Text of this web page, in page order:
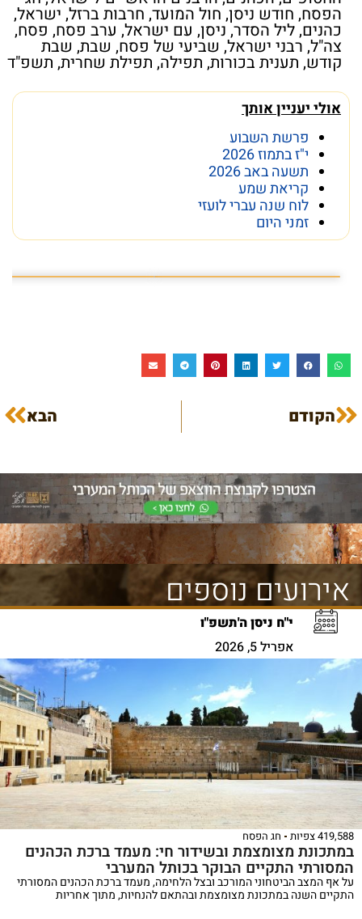
הפסח, חודש ניסן, חול המועד, חרבות ברזל, ישראל,
כהנים,ליל הסדר, ניסן, עם ישראל, ערב פסח, פסח,
צה"ל, רבני ישראל, שביעי של פסח, שבת, שבת
קודש, תענית בכורות, תפילה, תפילת שחרית, תשפ"ד
אולי יעניין אותך
פרשת השבוע
י"ז בתמוז 2026
תשעה באב 2026
קריאת שמע
לוח שנה עברי לועזי
זמני היום
הקודם הבא
אירועים נוספים
י"ח ניסן ה'תשפ"ו
אפריל 5, 2026
419,588 צפיות חג הפסח
במתכונת מצומצמת ובשידור חי: מעמד ברכת הכהנים
המסורתי התקיים הבוקר בכותל המערבי
על אף המצב הביטחוני המורכב ובצל הלחימה, מעמד ברכת הכהנים המסורתי
התקיים השנה במתכונת מצומצמת ובהתאם להנחיות, מתוך אחריות